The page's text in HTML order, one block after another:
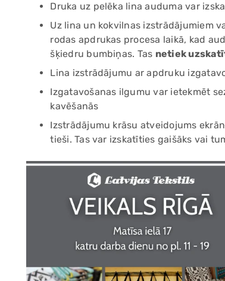
Druka uz pelēka lina auduma var
Uz lina un kokvilnas izstrādājumiem
rodas apdrukas procesa laikā, kad
šķiedru bumbiņas. Tas netiek
Lina izstrādājumu ar apdruku
Izgatavošanas ilgumu var ietekmēt
kavēšanās
Izstrādājumu krāsu atveidojums
tieši. Tas var izskatīties gaišāks vai